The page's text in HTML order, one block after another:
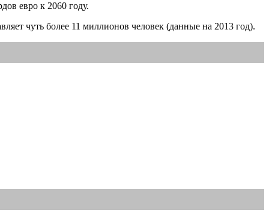
евро к 2060 году.
чуть более 11 миллионов человек (данные на 2013 год).